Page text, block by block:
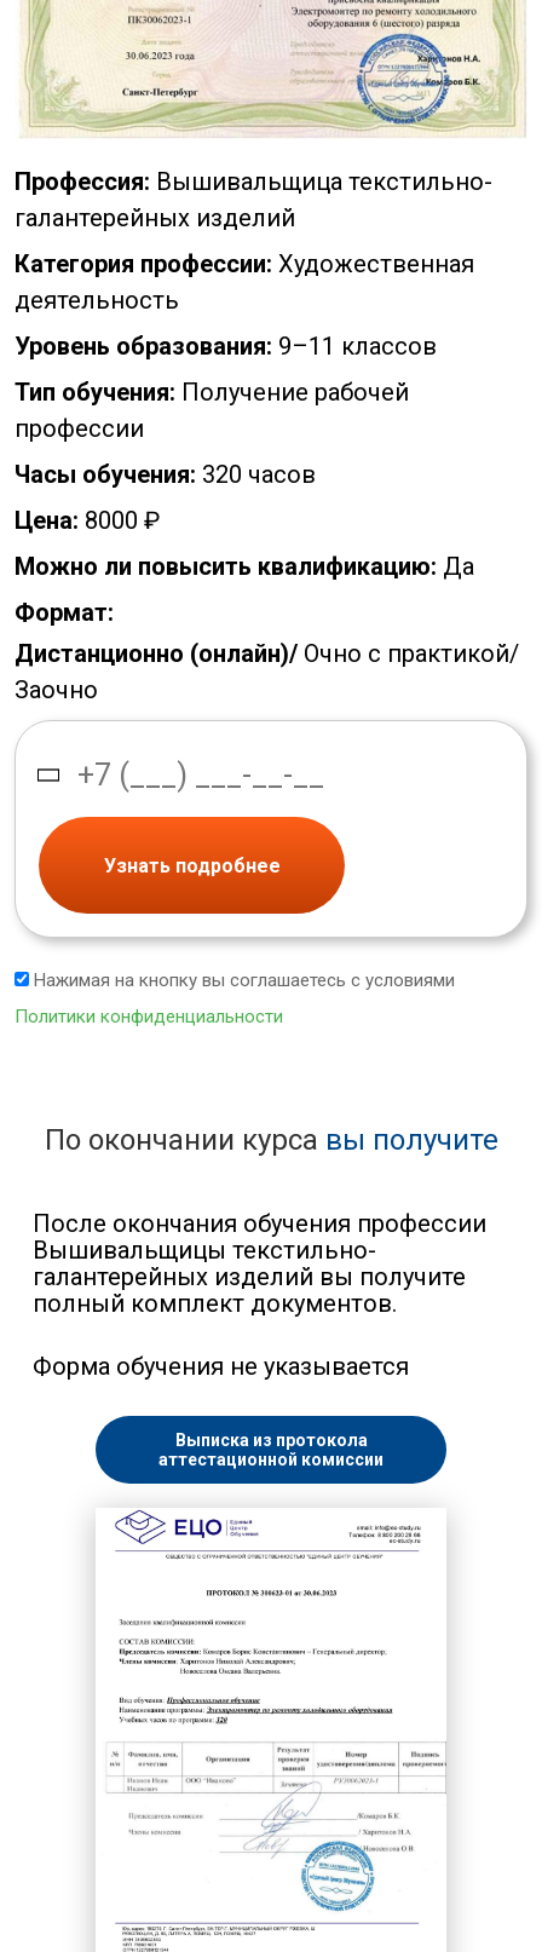
Профессия: Вышивальщица текстильно-
галантерейных изделий
Категория профессии: Художественная
деятельность
Уровень образования: 9–11 классов
Тип обучения: Получение рабочей
профессии
Часы обучения: 320 часов
Цена: 8000 ₽
Можно ли повысить квалификацию: Да
Формат:
Дистанционно (онлайн)/ Очно с практикой/
Заочно
Узнать подробнее
Нажимая на кнопку вы соглашаетесь с условиями
Политики конфиденциальности
По окончании курса вы получите
После окончания обучения профессии
Вышивальщицы текстильно-
галантерейных изделий вы получите
полный комплект документов.
Форма обучения не указывается
Выписка из протокола
аттестационной комиссии